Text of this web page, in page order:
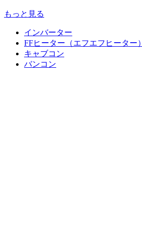
もっと見る
インバーター
FFヒーター（エフエフヒーター）
キャブコン
バンコン